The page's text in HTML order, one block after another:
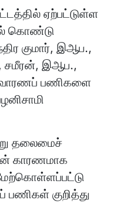
ஏற்பட்டுள்ள
கொண்டு
குமார், இஆப.,
சமீரன், இஆப.,
பணிகளை
தலைமைச்
காரணமாக
பணிகள் குறித்து